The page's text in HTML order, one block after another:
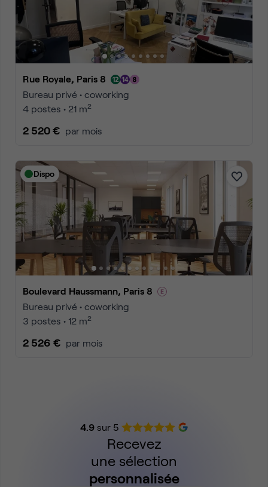
Rue Royale, Paris 8
Bureau privé • coworking
4 postes • 21 m2
2 520 € par mois
Dispo
Boulevard Haussmann, Paris 8
Bureau privé • coworking
3 postes • 12 m2
2 526 € par mois
4.9sur 5
Recevez
une sélection
personnalisée